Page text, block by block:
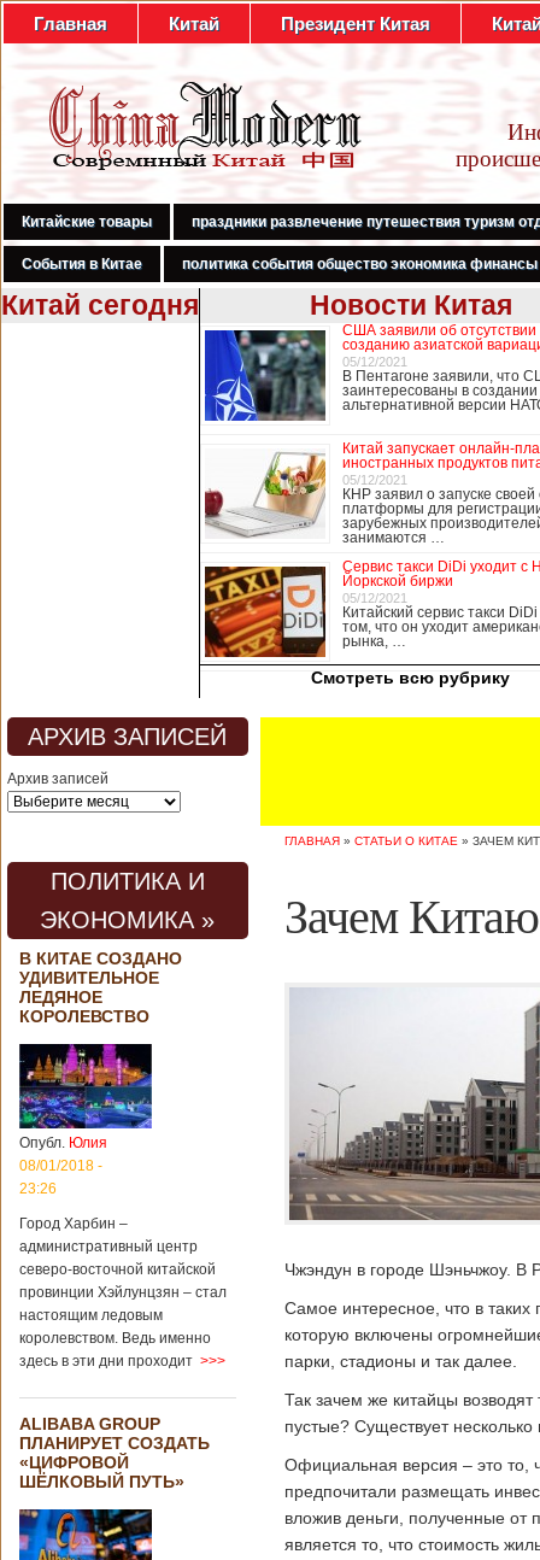
Главная Китай Президент Китая
Китайские товары праздники развлечение путешествия туризм
События в Китае политика события общество экономика финансы
Китай сегодня
чтобы власти
полностью
закрыли границу с
материковым
Китаем, что
короонавируса в
регионе.
протеста стало
профсоюзное
объединение
медицинских
работников. По
мнению
активистов,
больницы Гонконга
Подробнее...
Опубликовано
04/02/2020 - 15:45
Третий год
подряд Китай
становится
крупным
торговым
партнером
Германии
Как
свидетельствуют
данные, которые
Федеральным
статистическим
ведомством
Германии, в 2018
году статус самого
крупного торгового
партнера страны
Новости Китая
США заявили об отсутствии
созданию азиатской
05/12/2021
В Пентагоне заявили, что
заинтересованы в создании
альтернативной версии
Китай запускает онлайн-
иностранных продуктов
05/12/2021
КНР заявил о запуске
платформы для
зарубежных
занимаются …
Сервис такси DiDi уходит с
Йоркской биржи
05/12/2021
Китайский сервис такси
том, что он уходит
рынка, …
Смотреть всю рубрику
АРХИВ ЗАПИСЕЙ
Архив записей
ПОЛИТИКА И
ЭКОНОМИКА »
В КИТАЕ СОЗДАНО
УДИВИТЕЛЬНОЕ
ЛЕДЯНОЕ
КОРОЛЕВСТВО
Опубл. Юлия
08/01/2018 -
23:26
Город Харбин –
административный центр
северо-восточной китайской
провинции Хэйлунцзян – стал
настоящим ледовым
королевством. Ведь именно
здесь в эти дни проходит >>>
ALIBABA GROUP
ПЛАНИРУЕТ СОЗДАТЬ
«ЦИФРОВОЙ
ШЁЛКОВЫЙ ПУТЬ»
ГЛАВНАЯ » СТАТЬИ О КИТАЕ » ЗАЧЕМ
Зачем
Чжэндун в городе Шэньчжоу. В
Самое интересное, что в
которую включены
парки, стадионы и так далее.
Так зачем же китайцы
пустые? Существует
Официальная версия – это то,
предпочитали размещать
вложив деньги, полученные от
является то, что стоимость